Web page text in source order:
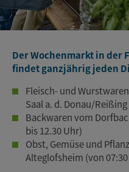
Der Wochenmarkt in der
findetganzjährigjeden
Fleisch- und
Saal a. d. Donau/
Backwaren vom
bis 12.30 Uhr)
Obst, Gemüse und
Alteglofsheim (von